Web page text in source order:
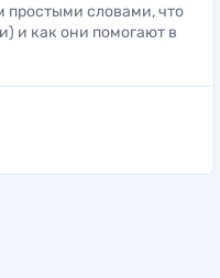
простыми словами, что
и как они помогают в